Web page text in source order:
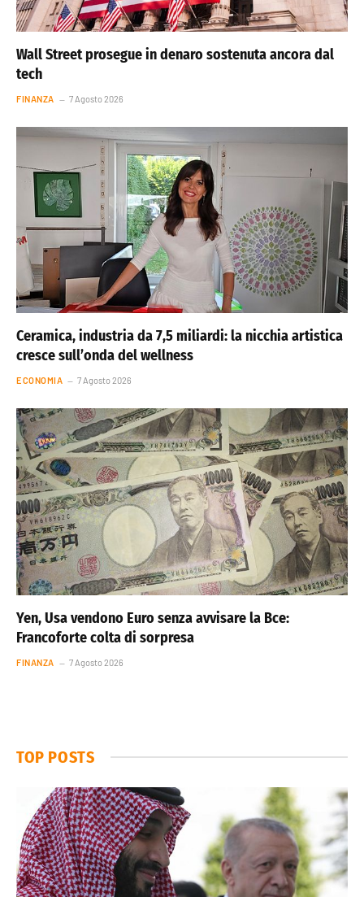
Wall Street prosegue in denaro sostenuta ancora dal
tech
FINANZA 7 Agosto 2026
Ceramica, industria da 7,5 miliardi: la nicchia artistica
cresce sull’onda del wellness
ECONOMIA 7 Agosto 2026
Yen, Usa vendono Euro senza avvisare la Bce:
Francoforte colta di sorpresa
FINANZA 7 Agosto 2026
TOP POSTS